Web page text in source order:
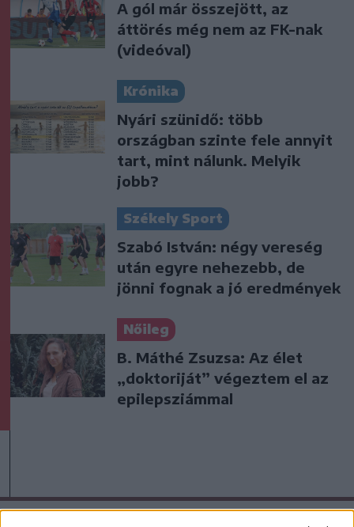
A gól már összejött, az
áttörés még nem az FK-nak
(videóval)
Krónika
Nyári szünidő: több
országban szinte fele annyit
tart, mint nálunk. Melyik
jobb?
Székely Sport
Szabó István: négy vereség
után egyre nehezebb, de
jönni fognak a jó eredmények
Nőileg
B. Máthé Zsuzsa: Az élet
„doktoriját” végeztem el az
epilepsziámmal